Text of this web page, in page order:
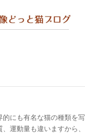
にも有名な猫の種類を写
運動量も違いますから、